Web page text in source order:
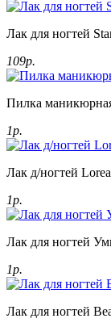
Лак для ногтей
109р.
Пилка
1р.
Лак д/ногтей
1р.
Лак для ногтей
1р.
Лак для ногтей